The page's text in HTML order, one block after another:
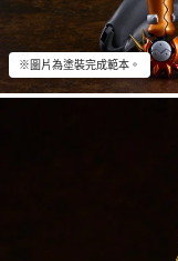
※圖片為塗裝完成範本。